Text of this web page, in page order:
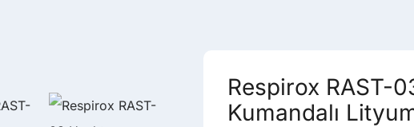
Respirox RAST-
Kumandalı